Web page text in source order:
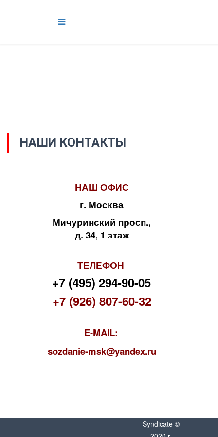
НАШИ КОНТАКТЫ
НАШ ОФИС
г. Москва
Мичуринский просп.,
д. 34, 1 этаж
ТЕЛЕФОН
+7 (495) 294-90-05
+7 (926) 807-60-32
E-MAIL:
sozdanie-msk@yandex.ru
Syndicate ©